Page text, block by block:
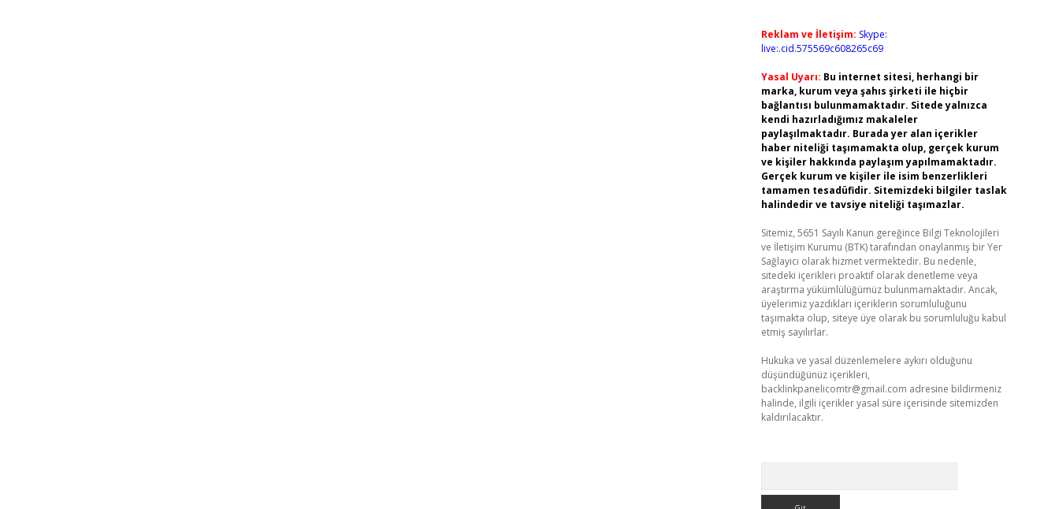
Reklam ve İletişim: Skype:
live:.cid.575569c608265c69
Yasal Uyarı: Bu internet sitesi, herhangi bir
marka, kurum veya şahıs şirketi ile hiçbir
bağlantısı bulunmamaktadır. Sitede yalnızca
kendi hazırladığımız makaleler
paylaşılmaktadır. Burada yer alan içerikler
haber niteliği taşımamakta olup, gerçek kurum
ve kişiler hakkında paylaşım yapılmamaktadır.
Gerçek kurum ve kişiler ile isim benzerlikleri
tamamen tesadüfidir. Sitemizdeki bilgiler taslak
halindedir ve tavsiye niteliği taşımazlar.
Sitemiz, 5651 Sayılı Kanun gereğince Bilgi Teknolojileri
ve İletişim Kurumu (BTK) tarafından onaylanmış bir Yer
Sağlayıcı olarak hizmet vermektedir. Bu nedenle,
sitedeki içerikleri proaktif olarak denetleme veya
araştırma yükümlülüğümüz bulunmamaktadır. Ancak,
üyelerimiz yazdıkları içeriklerin sorumluluğunu
taşımakta olup, siteye üye olarak bu sorumluluğu kabul
etmiş sayılırlar.
Hukuka ve yasal düzenlemelere aykırı olduğunu
düşündüğünüz içerikleri,
backlinkpanelicomtr@gmail.com adresine bildirmeniz
halinde, ilgili içerikler yasal süre içerisinde sitemizden
kaldırılacaktır.